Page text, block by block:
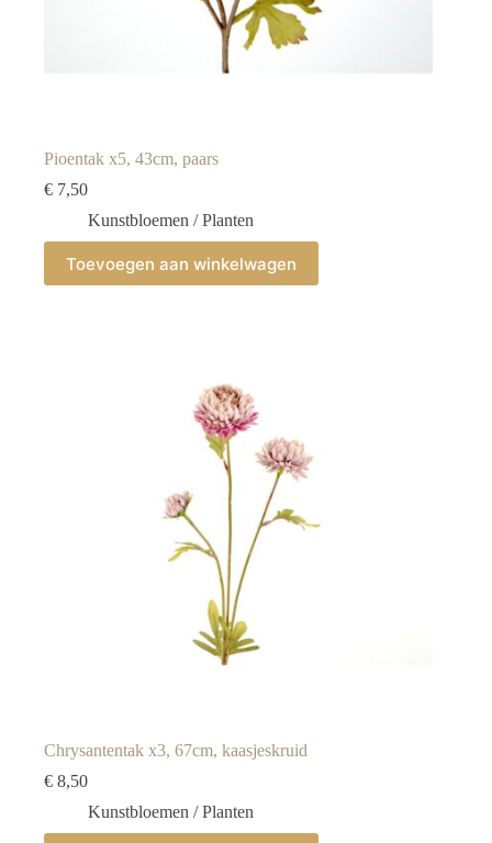
Pioentak x5, 43cm, paars
€ 7,50
Kunstbloemen / Planten
Toevoegen aan winkelwagen
Chrysantentak x3, 67cm, kaasjeskruid
€ 8,50
Kunstbloemen / Planten